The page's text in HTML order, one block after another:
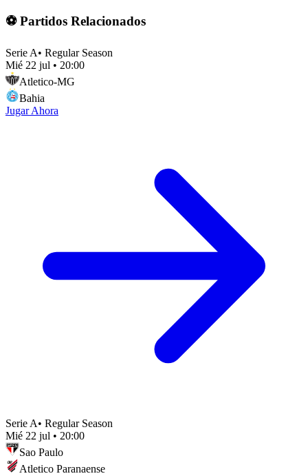
⚽ Partidos Relacionados
Serie A• Regular Season
Mié 22 jul • 20:00
Atletico-MG
Bahia
Jugar Ahora
Serie A• Regular Season
Mié 22 jul • 20:00
Sao Paulo
Atletico Paranaense